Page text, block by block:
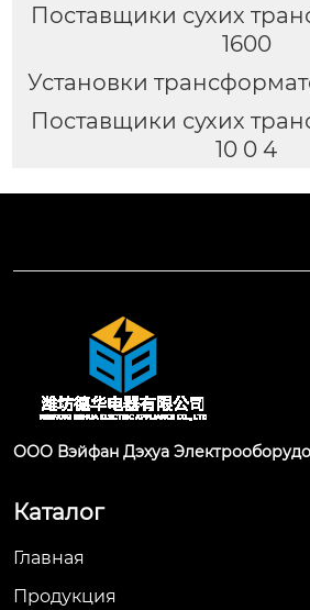
Поставщики сухих
1600
Установки
Поставщики сухих
10 0 4
ООО Вэйфан Дэхуа
Каталог
Главная
Продукция